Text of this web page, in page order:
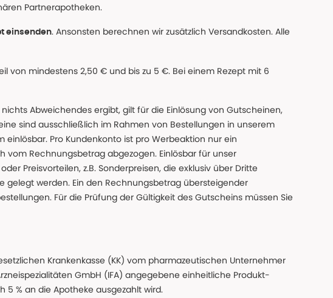
Partnerapotheken.
einsenden. Ansonsten berechnen wir zusätzlich Versandkosten. Alle
von mindestens 2,50 € und bis zu 5 €. Bei einem Rezept mit 6
Abweichendes ergibt, gilt für die Einlösung von Gutscheinen,
sind ausschließlich im Rahmen von Bestellungen in unserem
Pro Kundenkonto ist pro Werbeaktion nur ein
Rechnungsbetrag abgezogen. Einlösbar für unser
Preisvorteilen, z.B. Sonderpreisen, die exklusiv über Dritte
gelegt werden. Ein den Rechnungsbetrag übersteigender
Für die Prüfung der Gültigkeit des Gutscheins müssen Sie
Krankenkasse (KK) vom pharmazeutischen Unternehmer
GmbH (IFA) angegebene einheitliche Produkt-
5 % an die Apotheke ausgezahlt wird.